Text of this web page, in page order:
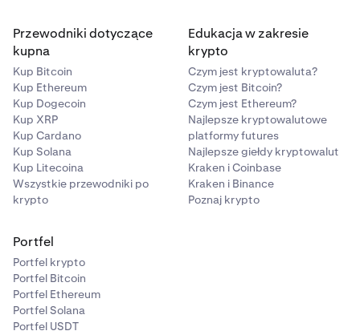
Przewodniki dotyczące
kupna
Kup Bitcoin
Kup Ethereum
Kup Dogecoin
Kup XRP
Kup Cardano
Kup Solana
Kup Litecoina
Wszystkie przewodniki po
krypto
Edukacja w zakresie
krypto
Czym jest kryptowaluta?
Czym jest Bitcoin?
Czym jest Ethereum?
Najlepsze kryptowalutowe
platformy futures
Najlepsze giełdy kryptowalut
Kraken i Coinbase
Kraken i Binance
Poznaj krypto
Portfel
Portfel krypto
Portfel Bitcoin
Portfel Ethereum
Portfel Solana
Portfel USDT